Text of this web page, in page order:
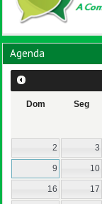
Agenda
Dom Seg
2 3
9 10
16 17